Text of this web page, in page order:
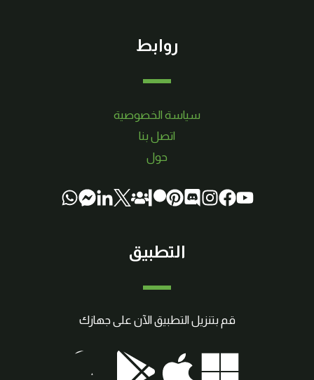
روابط
سياسة الخصوصية
اتصل بنا
حول
التطبيق
قم بتنزيل التطبيق الآن على جهازك